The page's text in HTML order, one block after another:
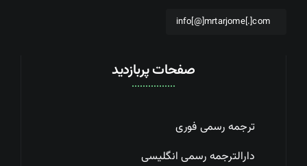
info[@]mrtarjome[.]com
صفحات پربازدید
ترجمه رسمی فوری
دارالترجمه رسمی انگلیسی